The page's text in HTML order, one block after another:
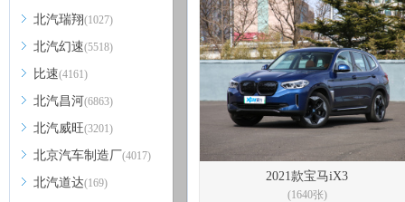
北汽瑞翔(1027)
北汽幻速(5518)
比速(4161)
北汽昌河(6863)
北汽威旺(3201)
北京汽车制造厂(4017)
北汽道达(169) 2021款宝马iX3
(1640张)